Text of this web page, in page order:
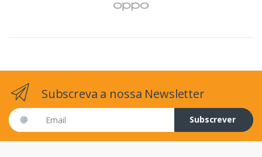
Subscreva a nossa Newsletter
Email address
Subscrever